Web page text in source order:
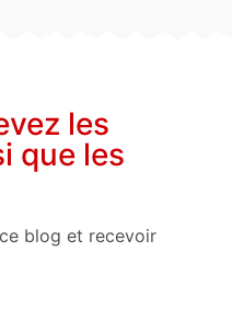
les
que les
blog et recevoir